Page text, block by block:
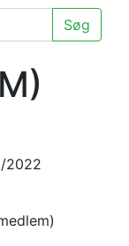
Søg
2022